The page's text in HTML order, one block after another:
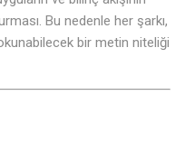
Bu nedenle her şarkı,
bir metin niteliği